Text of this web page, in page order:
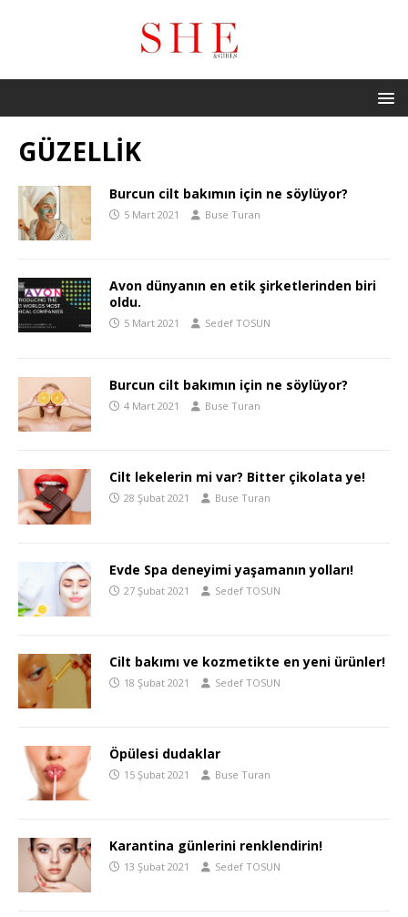
GÜZELLİK
Burcun cilt bakımın için ne söylüyor?
5 Mart 2021 Buse Turan
Avon dünyanın en etik şirketlerinden biri
oldu.
5 Mart 2021 Sedef TOSUN
Burcun cilt bakımın için ne söylüyor?
4 Mart 2021 Buse Turan
Cilt lekelerin mi var? Bitter çikolata ye!
28 Şubat 2021 Buse Turan
Evde Spa deneyimi yaşamanın yolları!
27 Şubat 2021 Sedef TOSUN
Cilt bakımı ve kozmetikte en yeni ürünler!
18 Şubat 2021 Sedef TOSUN
Öpülesi dudaklar
15 Şubat 2021 Buse Turan
Karantina günlerini renklendirin!
13 Şubat 2021 Sedef TOSUN